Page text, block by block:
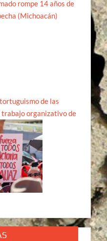
rompe 14 años de
(Michoacán)
de las
organizativo de